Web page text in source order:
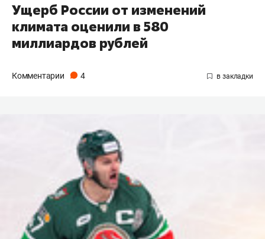
Ущерб России от изменений
климата оценили в 580
миллиардов рублей
Комментарии 4